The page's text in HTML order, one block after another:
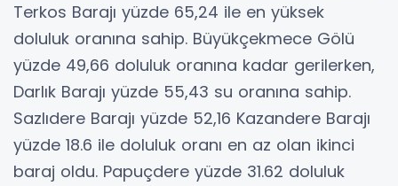
Terkos Barajı yüzde 65,24 ile en yüksek
doluluk oranına sahip. Büyükçekmece Gölü
yüzde 49,66 doluluk oranına kadar gerilerken,
Darlık Barajı yüzde 55,43 su oranına sahip.
Sazlıdere Barajı yüzde 52,16 Kazandere Barajı
yüzde 18.6 ile doluluk oranı en az olan ikinci
baraj oldu. Papuçdere yüzde 31.62 doluluk